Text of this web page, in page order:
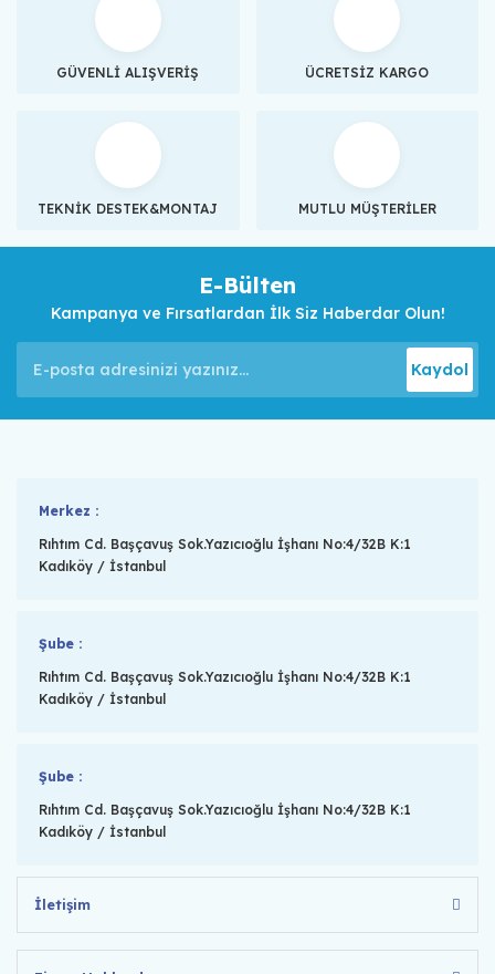
GÜVENLİ ALIŞVERİŞ ÜCRETSİZ KARGO
TEKNİK DESTEK&MONTAJ MUTLU MÜŞTERİLER
E-Bülten
Kampanya ve Fırsatlardan İlk Siz Haberdar Olun!
Kaydol
Merkez :
Rıhtım Cd. Başçavuş Sok.Yazıcıoğlu İşhanı No:4/32B K:1
Kadıköy / İstanbul
Şube :
Rıhtım Cd. Başçavuş Sok.Yazıcıoğlu İşhanı No:4/32B K:1
Kadıköy / İstanbul
Şube :
Rıhtım Cd. Başçavuş Sok.Yazıcıoğlu İşhanı No:4/32B K:1
Kadıköy / İstanbul
İletişim